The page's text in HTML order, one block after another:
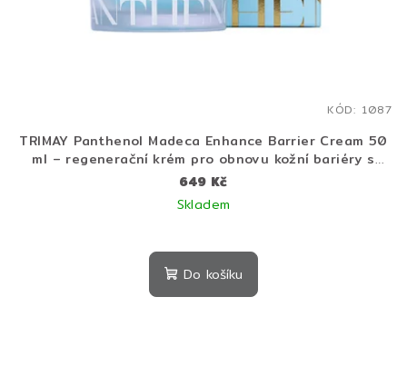
TRIMAY Panthenol Madeca Enhance Barrier Cream 50
ml – regenerační krém pro obnovu kožní bariéry s
panthenolem a centellou
649 Kč
Skladem
hodnocení
produktu
Do košíku
KÓD: 1087